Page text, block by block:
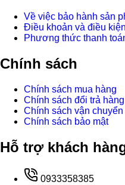
Về việc bảo hành sản
Điều khoản và điều kiện
Phương thức thanh
Chính sách
Chính sách mua hàng
Chính sách đổi trả
Chính sách vận
Chính sách bảo mật
Hỗ trợ khách
0933358385